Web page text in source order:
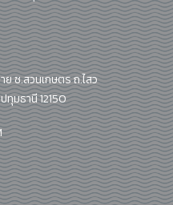
ซ.สวนเกษตร ถ.ไสว
ทุมธานี 12150